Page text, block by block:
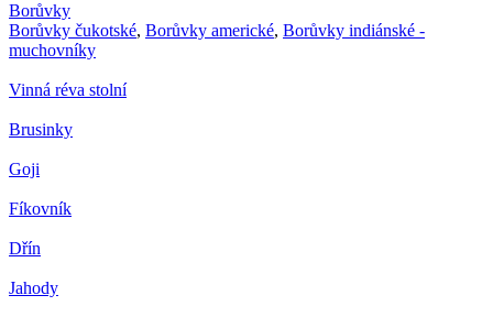
Borůvky
Borůvky čukotské, Borůvky americké, Borůvky indiánské -
muchovníky
Vinná réva stolní
Brusinky
Goji
Fíkovník
Dřín
Jahody